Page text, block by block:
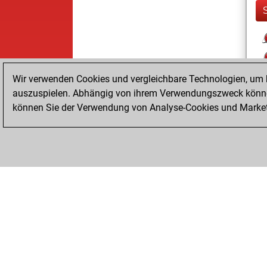
Wir verwenden Cookies und vergleichbare Technologien,
auszuspielen. Abhängig von ihrem Verwendungszweck
können Sie der Verwendung von Analyse-Cookies und